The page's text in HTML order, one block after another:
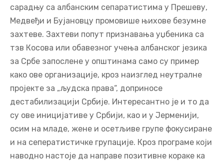
сарадњу са албанским сепаратистима у Прешеву,
Медвеђи и Бујановцу промовише њихове безумне
захтеве. Захтеви попут признавања уџбеника са
тзв Косова или обавезног учења албанског језика
за Србе запослене у општинама само су пример
како ове организације, кроз наизглед неутралне
пројекте за „људска права“, доприносе
дестабилизацији Србије. Интересантно је и то да
су ове иницијативе у Србији, као и у Јерменији,
осим на младе, жене и осетљиве групе фокусиране
и на сеператистичке групације. Кроз програме који
наводно настоје да направе позитивне кораке ка